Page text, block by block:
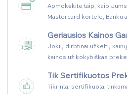
Apmokėkite taip, kaip Jums
Mastercard kortele, Banku
Geriausios Kainos
Jokių dirbtinai užkeltų
kainos už kokybiškas
Tik Sertifikuotos
Tikrinta, sertifikuota,